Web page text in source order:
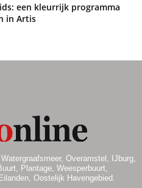
een kleurrijk programma
in Artis
Overamstel, IJburg,
Plantage, Weesperbuurt,
Oostelijk Havengebied.